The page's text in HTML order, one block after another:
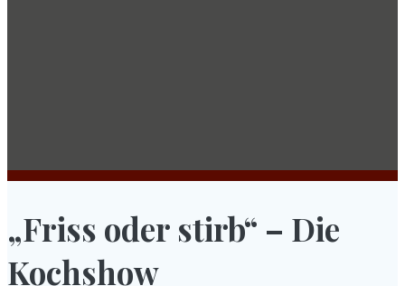
„Friss oder stirb“ – Die
Kochshow